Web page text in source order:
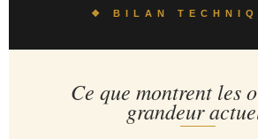
❖ BILAN
Ce que montrent les
grandeur